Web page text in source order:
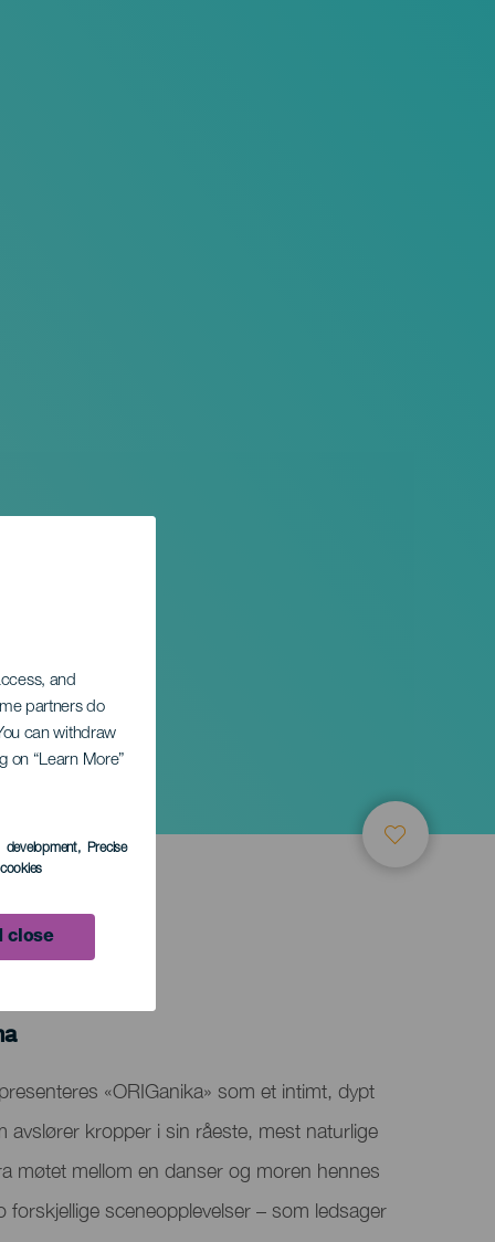
and
partners do
can withdraw
on “Learn More”
development, Precise
close
«ORIGanika» som et intimt, dypt
avslører kropper i sin råeste, mest naturlige
møtet mellom en danser og moren hennes
forskjellige sceneopplevelser – som ledsager